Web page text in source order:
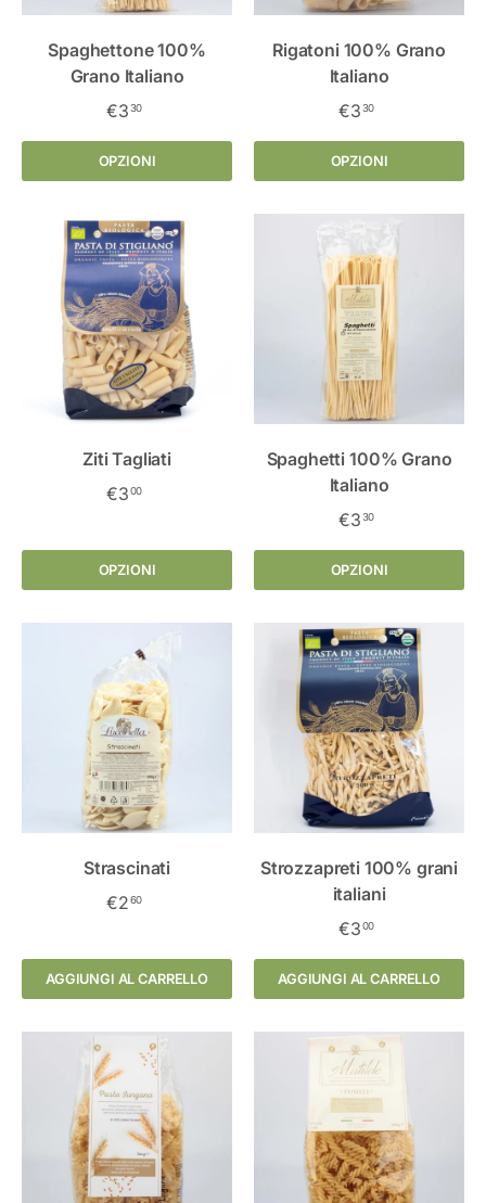
Spaghettone 100%
Grano Italiano
€330
OPZIONI
Rigatoni 100% Grano
Italiano
€330
OPZIONI
Ziti Tagliati
€300
OPZIONI
Spaghetti 100% Grano
Italiano
€330
OPZIONI
Strascinati
€260
AGGIUNGI AL CARRELLO
Strozzapreti 100% grani
italiani
€300
AGGIUNGI AL CARRELLO